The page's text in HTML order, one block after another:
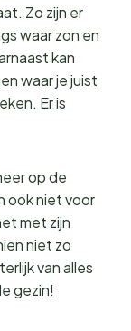
Zo zijn er
waar zon en
kan
waar je juist
Er is
op de
ook niet voor
met zijn
niet zo
van alles
gezin!